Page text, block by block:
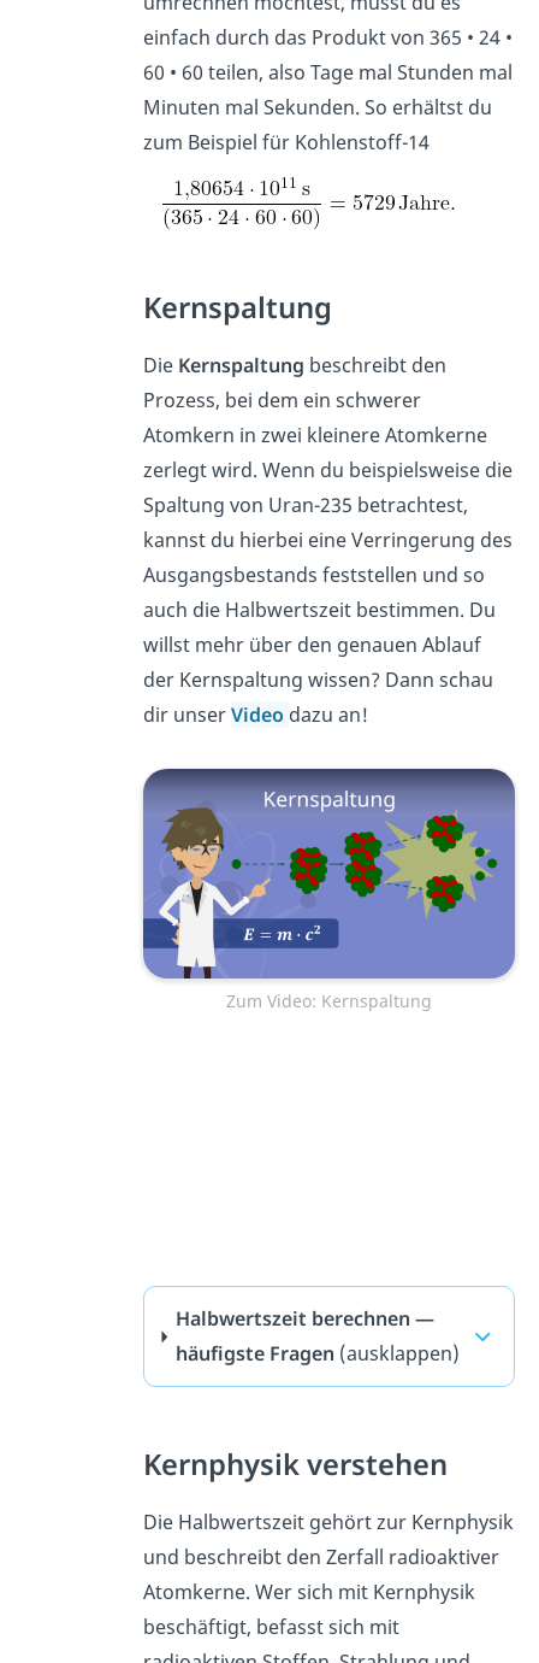
einfach durch das Produkt von 365 • 24 •
60 • 60 teilen, also Tage mal Stunden mal
Minuten mal Sekunden. So erhältst du
zum Beispiel für Kohlenstoff-14
Kernspaltung
Die Kernspaltung beschreibt den
Prozess, bei dem ein schwerer
Atomkern in zwei kleinere Atomkerne
zerlegt wird. Wenn du beispielsweise die
Spaltung von Uran-235 betrachtest,
kannst du hierbei eine Verringerung des
Ausgangsbestands feststellen und so
auch die Halbwertszeit bestimmen. Du
willst mehr über den genauen Ablauf
der Kernspaltung wissen? Dann schau
dir unserVideo dazu an!
Zum Video: Kernspaltung
Halbwertszeit berechnen —
häufigste Fragen (ausklappen)
Kernphysik verstehen
Die Halbwertszeit gehört zur Kernphysik
und beschreibt den Zerfall radioaktiver
Atomkerne. Wer sich mit Kernphysik
beschäftigt, befasst sich mit